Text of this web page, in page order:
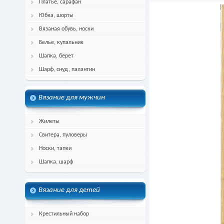
Платье, сарафан
Юбка, шорты
Вязаная обувь, носки
Белье, купальник
Шапка, берет
Шарф, снуд, палантин
Вязание для мужчин
Жилеты
Свитера, пуловеры
Носки, тапки
Шапка, шарф
Вязание для детей
Крестильный набор